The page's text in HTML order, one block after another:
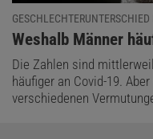
:
Weshalb Männer
Die Zahlen sind
häufiger an Covid-19.
verschiedenen